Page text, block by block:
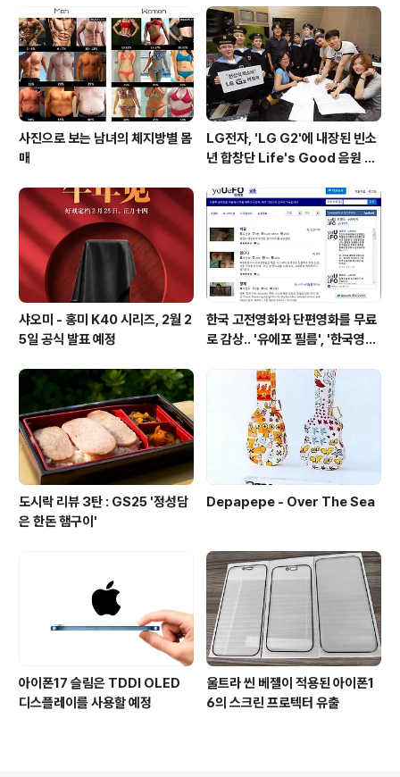
는 스냅드래곤 820 프로세서, 퀄컴이 개발한 Rezence/
WiPower 무선 충전을 지원하는 것으로 알려졌습니다. 출
처 : PhoneArena, @Onle..
사진으로 보는 남녀의 체지방별 몸
매
LG전자, 'LG G2'에 내장된 빈소
년 합창단 Life's Good 음원 공
샤오미 - 홍미 K40 시리즈, 2월 2
5일 공식 발표 예정
한국 고전영화와 단편영화를 무료
로 감상.. '유에포 필름', '한국영상
도시락 리뷰 3탄 : GS25 '정성담
은 한돈 햄구이'
Depapepe - Over The Sea
아이폰17 슬림은 TDDI OLED
디스플레이를 사용할 예정
울트라 씬 베젤이 적용된 아이폰1
6의 스크린 프로텍터 유출